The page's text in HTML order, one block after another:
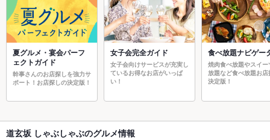
夏グルメ・宴会パーフ
ェクトガイド
幹事さんのお店探しを強力サ
ポート！お店探しの決定版！
女子会完全ガイド
女子会向けサービスが充実し
ているお得なお店がいっぱ
い！
食べ放題ナビゲー
焼肉食べ放題やスイー
放題など食べ放題お店
決定版！
道玄坂 しゃぶしゃぶのグルメ情報